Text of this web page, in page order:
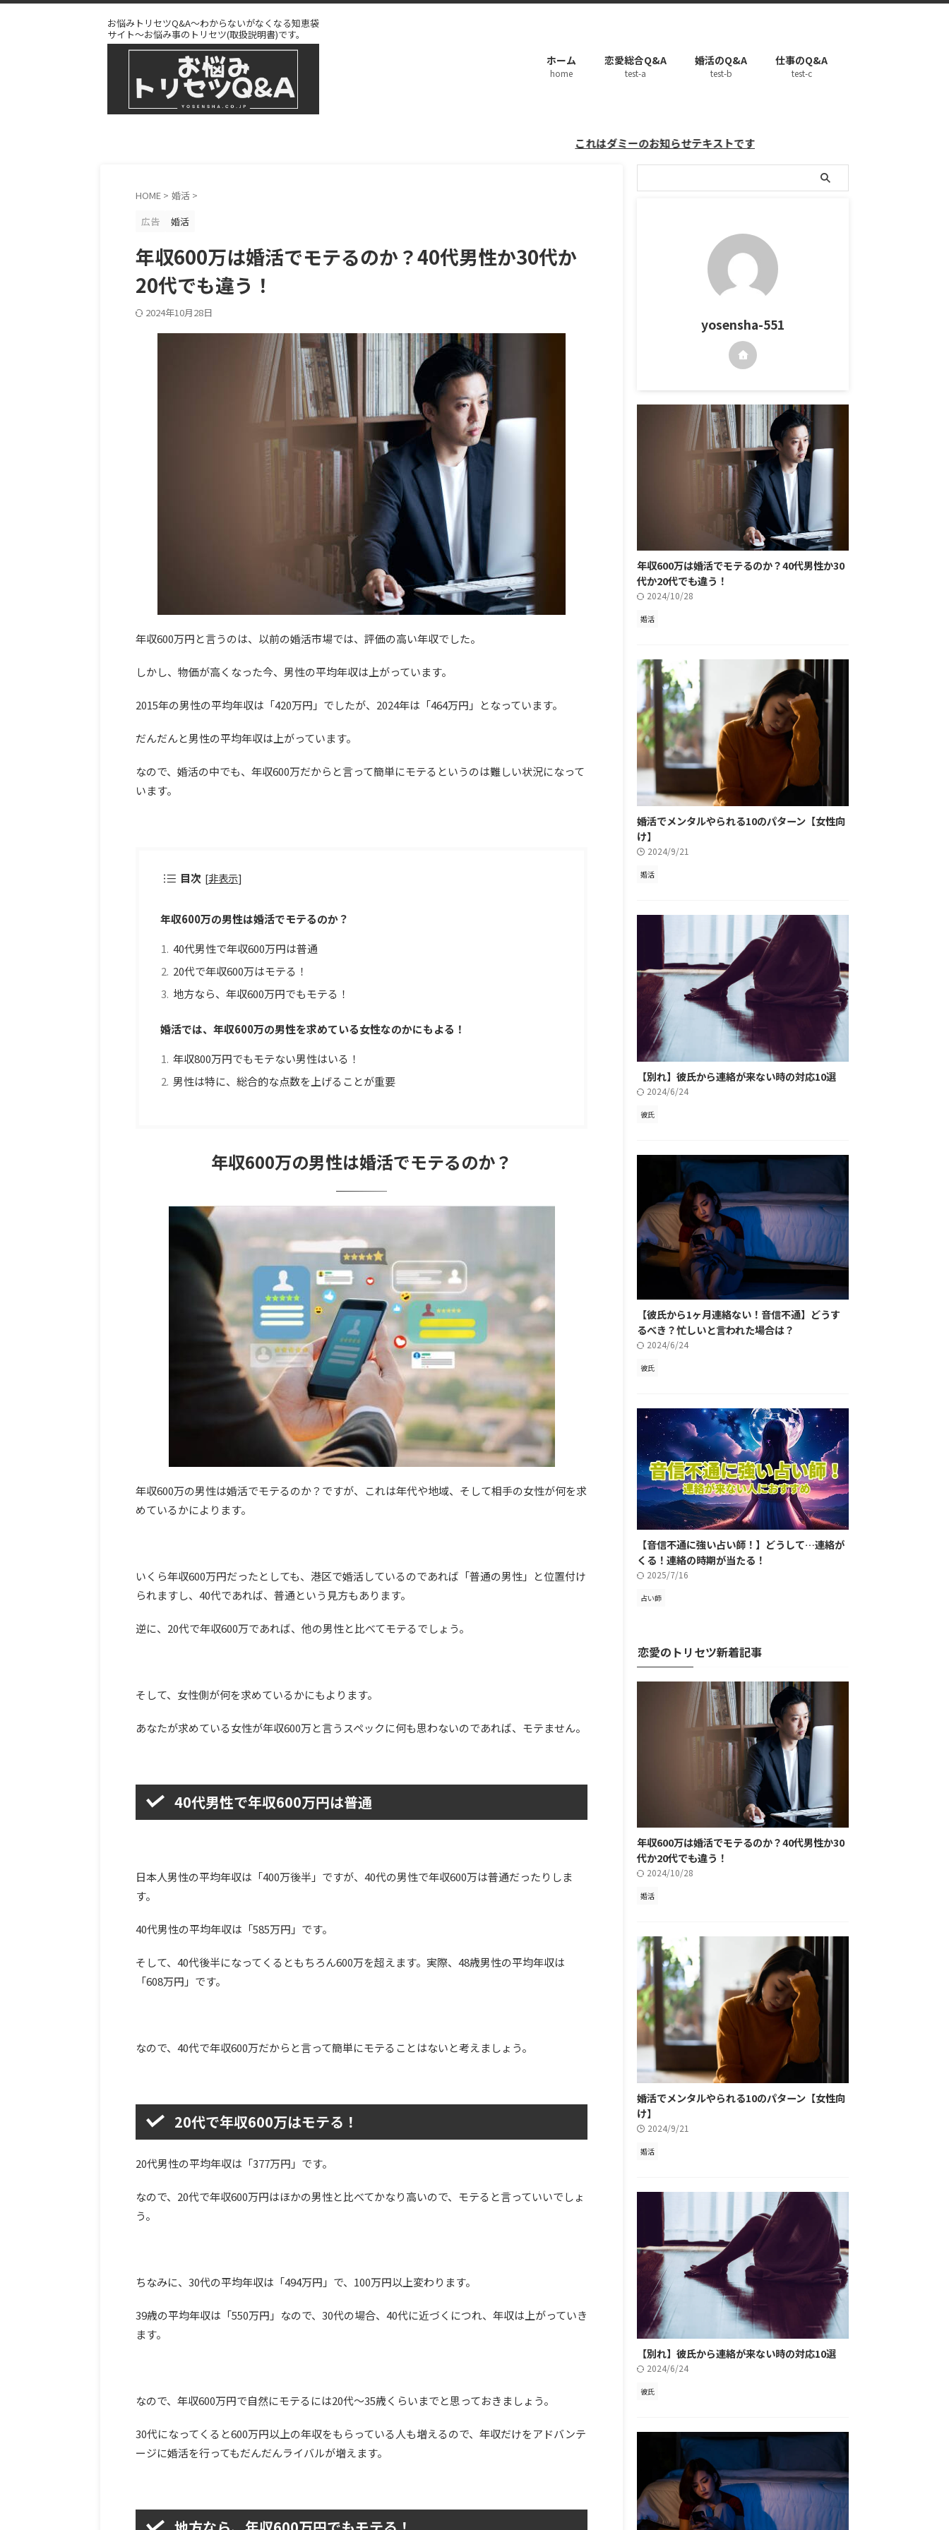
お悩みトリセツQ&A～わからないがなくなる知恵袋
サイト～お悩み事のトリセツ(取扱説明書)です。
ホーム
home
恋愛総合Q&A
test-a
婚活のQ&A
test-b
仕事のQ&A
test-c
これはダミーのお知らせテキストです
HOME > 婚活 >
広告
婚活
年収600万は婚活でモテるのか？40代男性か30代か
20代でも違う！
2024年10月28日
年収600万円と言うのは、以前の婚活市場では、評価の高い年収でした。
しかし、物価が高くなった今、男性の平均年収は上がっています。
2015年の男性の平均年収は「420万円」でしたが、2024年は「464万円」となっています。
だんだんと男性の平均年収は上がっています。
なので、婚活の中でも、年収600万だからと言って簡単にモテるというのは難しい状況になって
います。
目次 [非表示]
年収600万の男性は婚活でモテるのか？
40代男性で年収600万円は普通
20代で年収600万はモテる！
地方なら、年収600万円でもモテる！
婚活では、年収600万の男性を求めている女性なのかにもよる！
年収800万円でもモテない男性はいる！
男性は特に、総合的な点数を上げることが重要
年収600万の男性は婚活でモテるのか？
年収600万の男性は婚活でモテるのか？ですが、これは年代や地域、そして相手の女性が何を求
めているかによります。
いくら年収600万円だったとしても、港区で婚活しているのであれば「普通の男性」と位置付け
られますし、40代であれば、普通という見方もあります。
逆に、20代で年収600万であれば、他の男性と比べてモテるでしょう。
そして、女性側が何を求めているかにもよります。
あなたが求めている女性が年収600万と言うスペックに何も思わないのであれば、モテません。
40代男性で年収600万円は普通
日本人男性の平均年収は「400万後半」ですが、40代の男性で年収600万は普通だったりしま
す。
40代男性の平均年収は「585万円」です。
そして、40代後半になってくるともちろん600万を超えます。実際、48歳男性の平均年収は
「608万円」です。
なので、40代で年収600万だからと言って簡単にモテることはないと考えましょう。
20代で年収600万はモテる！
20代男性の平均年収は「377万円」です。
なので、20代で年収600万円はほかの男性と比べてかなり高いので、モテると言っていいでしょ
う。
ちなみに、30代の平均年収は「494万円」で、100万円以上変わります。
39歳の平均年収は「550万円」なので、30代の場合、40代に近づくにつれ、年収は上がっていき
ます。
なので、年収600万円で自然にモテるには20代～35歳くらいまでと思っておきましょう。
30代になってくると600万円以上の年収をもらっている人も増えるので、年収だけをアドバンテ
ージに婚活を行ってもだんだんライバルが増えます。
yosensha-551
年収600万は婚活でモテるのか？40代男性か30
代か20代でも違う！
2024/10/28
婚活
婚活でメンタルやられる10のパターン【女性向
け】
2024/9/21
婚活
【別れ】彼氏から連絡が来ない時の対応10選
2024/6/24
彼氏
【彼氏から1ヶ月連絡ない！音信不通】どうす
るべき？忙しいと言われた場合は？
2024/6/24
彼氏
【音信不通に強い占い師！】どうして…連絡が
くる！連絡の時期が当たる！
2025/7/16
占い師
恋愛のトリセツ新着記事
年収600万は婚活でモテるのか？40代男性か30
代か20代でも違う！
2024/10/28
婚活
婚活でメンタルやられる10のパターン【女性向
け】
2024/9/21
婚活
【別れ】彼氏から連絡が来ない時の対応10選
2024/6/24
彼氏